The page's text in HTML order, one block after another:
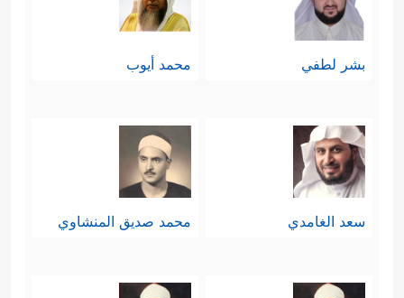
بشر لطفي محمد أيوب
سعد الغامدي محمد صديق المنشاوي